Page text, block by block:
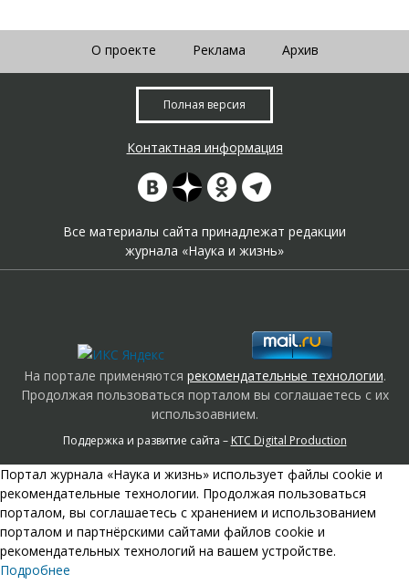
О проекте Реклама Архив
Полная версия
Контактная информация
Все материалы сайта принадлежат редакции
журнала «Наука и жизнь»
На портале применяются рекомендательные технологии.
Продолжая пользоваться порталом вы соглашаетесь с их
использоавнием.
Поддержка и развитие сайта – KTC Digital Production
Портал журнала «Наука и жизнь» использует файлы cookie и
рекомендательные технологии. Продолжая пользоваться
порталом, вы соглашаетесь с хранением и использованием
порталом и партнёрскими сайтами файлов cookie и
рекомендательных технологий на вашем устройстве.
Подробнее